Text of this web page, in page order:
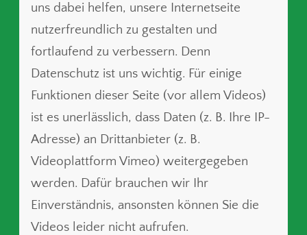
uns dabei helfen, unsere Internetseite
nutzerfreundlich zu gestalten und
fortlaufend zu verbessern. Denn
Datenschutz ist uns wichtig. Für einige
Funktionen dieser Seite (vor allem Videos)
ist es unerlässlich, dass Daten (z. B. Ihre IP-
Adresse) an Drittanbieter (z. B.
Videoplattform Vimeo) weitergegeben
werden. Dafür brauchen wir Ihr
Einverständnis, ansonsten können Sie die
Videos leider nicht aufrufen.